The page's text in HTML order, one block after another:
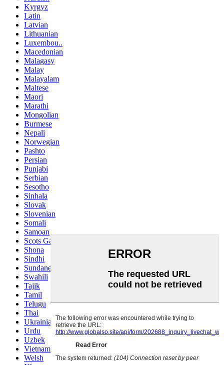
Kyrgyz
Latin
Latvian
Lithuanian
Luxembou..
Macedonian
Malagasy
Malay
Malayalam
Maltese
Maori
Marathi
Mongolian
Burmese
Nepali
Norwegian
Pashto
Persian
Punjabi
Serbian
Sesotho
Sinhala
Slovak
Slovenian
Somali
Samoan
Scots Gaelic
Shona
Sindhi
Sundanese
Swahili
Tajik
Tamil
Telugu
Thai
Ukrainian
Urdu
Uzbek
Vietnamese
Welsh